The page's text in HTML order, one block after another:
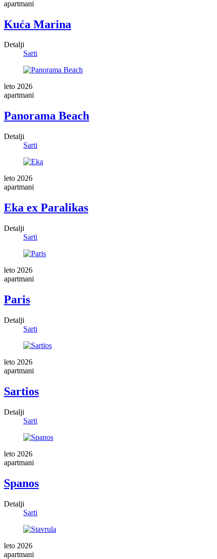
apartmani
Kuća Marina
Detalji
Sarti
leto 2026
apartmani
Panorama Beach
Detalji
Sarti
leto 2026
apartmani
Eka ex Paralikas
Detalji
Sarti
leto 2026
apartmani
Paris
Detalji
Sarti
leto 2026
apartmani
Sartios
Detalji
Sarti
leto 2026
apartmani
Spanos
Detalji
Sarti
leto 2026
apartmani